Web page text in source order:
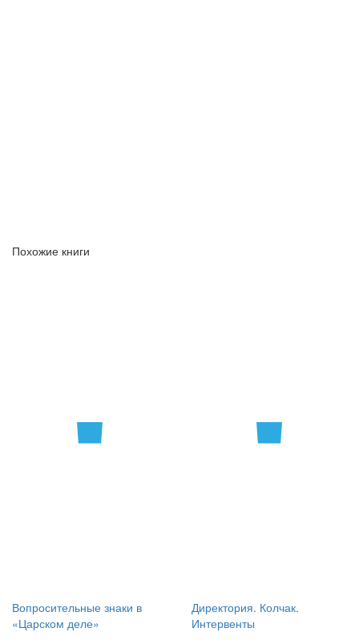
Похожие книги
Вопросительные знаки в
«Царском деле»
Директория. Колчак.
Интервенты